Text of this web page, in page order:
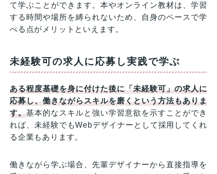
て学ぶことができます。本やオンライン教材は、学習
する時間や場所を縛られないため、自身のペースで学
べる点がメリットといえます。
未経験可の求人に応募し実践で学ぶ
ある程度基礎を身に付けた後に「未経験可」の求人に
応募し、働きながらスキルを磨くという方法もありま
す。基本的なスキルと強い学習意欲を示すことができ
れば、未経験でもWebデザイナーとして採用してくれ
る企業もあります。
働きながら学ぶ場合、先輩デザイナーから直接指導を